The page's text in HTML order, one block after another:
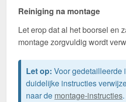
Reiniging na montage
Let erop dat al het boorsel en
montage zorgvuldig wordt
Let op: Voor gedetailleerde
duidelijke instructies
naar de montage-instructies.